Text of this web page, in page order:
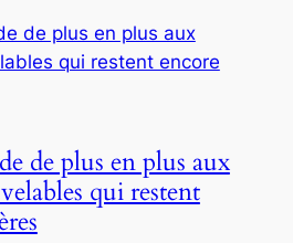
de plus en plus aux
qui restent